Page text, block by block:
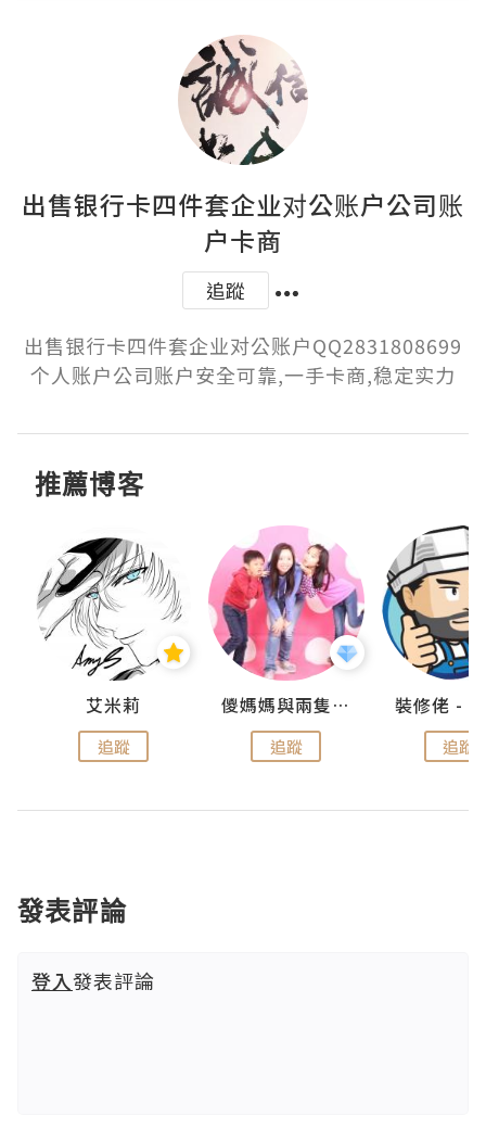
出售银行卡四件套企业对公账户公司账
户卡商
追蹤
出售银行卡四件套企业对公账户QQ2831808699
个人账户公司账户安全可靠,一手卡商,稳定实力
推薦博客
艾米莉
追蹤
儍媽媽與兩隻小魔怪之家
追蹤 追蹤
發表評論
登入發表評論